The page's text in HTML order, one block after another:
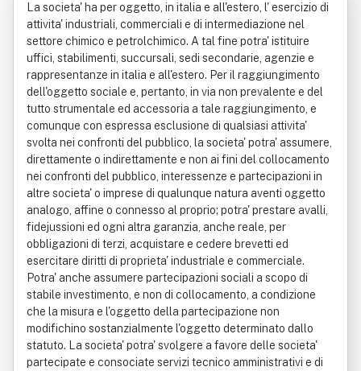
La societa' ha per oggetto, in italia e all'estero, l' esercizio di
attivita' industriali, commerciali e di intermediazione nel
settore chimico e petrolchimico. A tal fine potra' istituire
uffici, stabilimenti, succursali, sedi secondarie, agenzie e
rappresentanze in italia e all'estero. Per il raggiungimento
dell'oggetto sociale e, pertanto, in via non prevalente e del
tutto strumentale ed accessoria a tale raggiungimento, e
comunque con espressa esclusione di qualsiasi attivita'
svolta nei confronti del pubblico, la societa' potra' assumere,
direttamente o indirettamente e non ai fini del collocamento
nei confronti del pubblico, interessenze e partecipazioni in
altre societa' o imprese di qualunque natura aventi oggetto
analogo, affine o connesso al proprio; potra' prestare avalli,
fidejussioni ed ogni altra garanzia, anche reale, per
obbligazioni di terzi, acquistare e cedere brevetti ed
esercitare diritti di proprieta' industriale e commerciale.
Potra' anche assumere partecipazioni sociali a scopo di
stabile investimento, e non di collocamento, a condizione
che la misura e l'oggetto della partecipazione non
modifichino sostanzialmente l'oggetto determinato dallo
statuto. La societa' potra' svolgere a favore delle societa'
partecipate e consociate servizi tecnico amministrativi e di